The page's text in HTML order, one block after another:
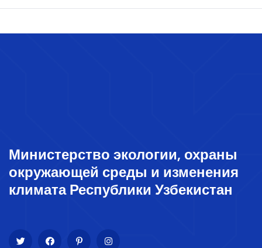
Министерство экологии, охраны
окружающей среды и изменения
климата Республики Узбекистан